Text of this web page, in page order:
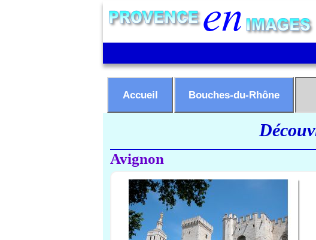
Accueil Bouches-du-Rhône
Avignon